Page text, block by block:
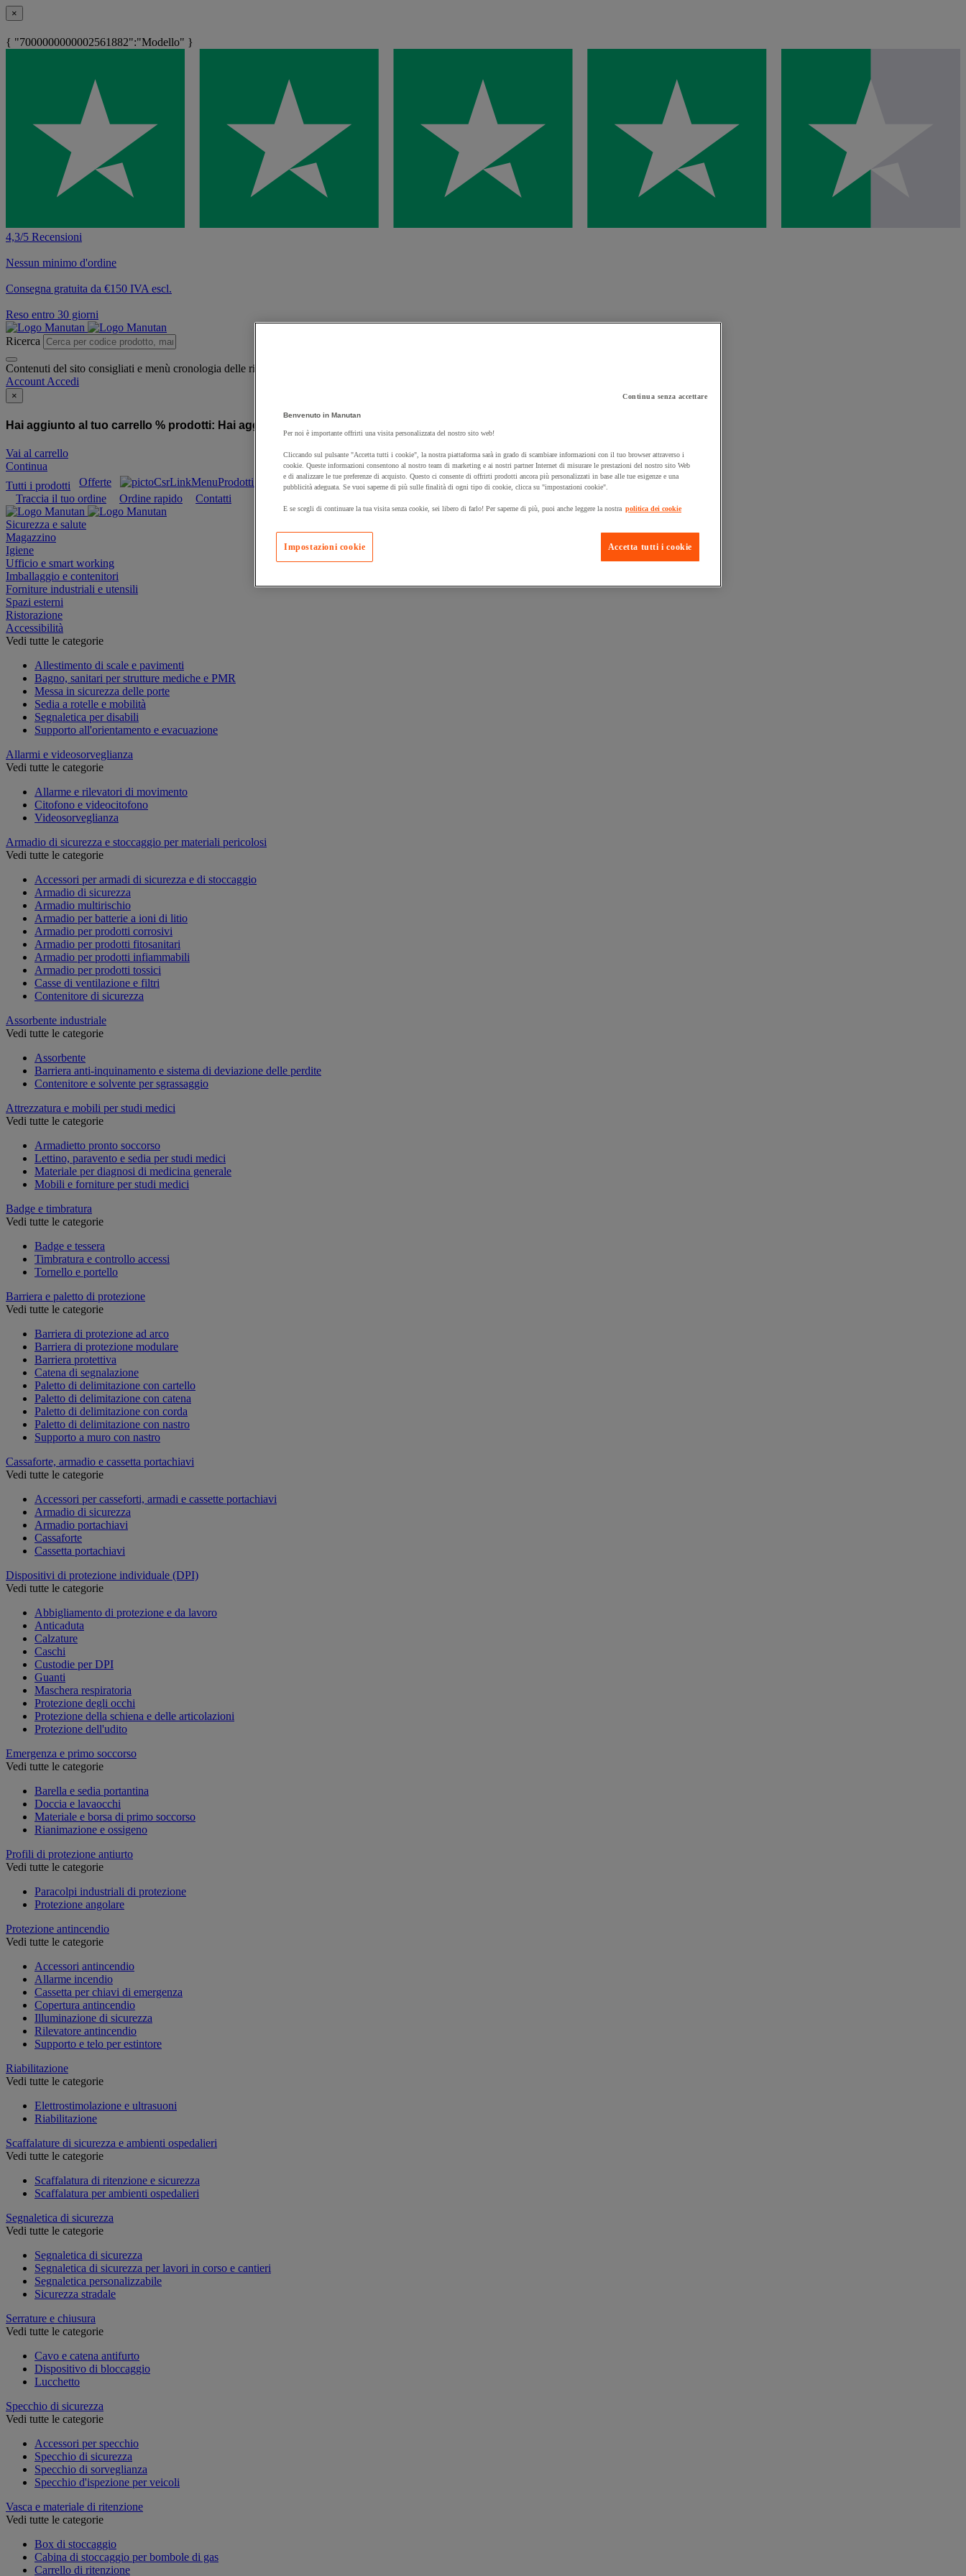
×
{ "7000000000002561882":"Modello" }
4,3/5 Recensioni
Nessun minimo d'ordine
Consegna gratuita da €150 IVA escl.
Reso entro 30 giorni
Ricerca
Contenuti del sito consigliati e menù cronologia delle ricerche
Account Accedi
×
Hai aggiunto al tuo carrello % prodotti: Hai aggiunto al tuo carrello un prodotto:
Vai al carrello
Continua
Tutti i prodotti
Offerte Prodotti sostenibili Manutan Expert
Prodotti in pronta consegna
Traccia il tuo ordine
Ordine rapido Contatti
Sicurezza e salute
Magazzino
Igiene
Ufficio e smart working
Imballaggio e contenitori
Forniture industriali e utensili
Spazi esterni
Ristorazione
Accessibilità
Vedi tutte le categorie
Allestimento di scale e pavimenti
Bagno, sanitari per strutture mediche e PMR
Messa in sicurezza delle porte
Sedia a rotelle e mobilità
Segnaletica per disabili
Supporto all'orientamento e evacuazione
Allarmi e videosorveglianza
Vedi tutte le categorie
Allarme e rilevatori di movimento
Citofono e videocitofono
Videosorveglianza
Armadio di sicurezza e stoccaggio per materiali pericolosi
Vedi tutte le categorie
Accessori per armadi di sicurezza e di stoccaggio
Armadio di sicurezza
Armadio multirischio
Armadio per batterie a ioni di litio
Armadio per prodotti corrosivi
Armadio per prodotti fitosanitari
Armadio per prodotti infiammabili
Armadio per prodotti tossici
Casse di ventilazione e filtri
Contenitore di sicurezza
Assorbente industriale
Vedi tutte le categorie
Assorbente
Barriera anti-inquinamento e sistema di deviazione delle perdite
Contenitore e solvente per sgrassaggio
Attrezzatura e mobili per studi medici
Vedi tutte le categorie
Armadietto pronto soccorso
Lettino, paravento e sedia per studi medici
Materiale per diagnosi di medicina generale
Mobili e forniture per studi medici
Badge e timbratura
Vedi tutte le categorie
Badge e tessera
Timbratura e controllo accessi
Tornello e portello
Barriera e paletto di protezione
Vedi tutte le categorie
Barriera di protezione ad arco
Barriera di protezione modulare
Barriera protettiva
Catena di segnalazione
Paletto di delimitazione con cartello
Paletto di delimitazione con catena
Paletto di delimitazione con corda
Paletto di delimitazione con nastro
Supporto a muro con nastro
Cassaforte, armadio e cassetta portachiavi
Vedi tutte le categorie
Accessori per casseforti, armadi e cassette portachiavi
Armadio di sicurezza
Armadio portachiavi
Cassaforte
Cassetta portachiavi
Dispositivi di protezione individuale (DPI)
Vedi tutte le categorie
Abbigliamento di protezione e da lavoro
Anticaduta
Calzature
Caschi
Custodie per DPI
Guanti
Maschera respiratoria
Protezione degli occhi
Protezione della schiena e delle articolazioni
Protezione dell'udito
Emergenza e primo soccorso
Vedi tutte le categorie
Barella e sedia portantina
Doccia e lavaocchi
Materiale e borsa di primo soccorso
Rianimazione e ossigeno
Profili di protezione antiurto
Vedi tutte le categorie
Paracolpi industriali di protezione
Protezione angolare
Protezione antincendio
Vedi tutte le categorie
Accessori antincendio
Allarme incendio
Cassetta per chiavi di emergenza
Copertura antincendio
Illuminazione di sicurezza
Rilevatore antincendio
Supporto e telo per estintore
Riabilitazione
Vedi tutte le categorie
Elettrostimolazione e ultrasuoni
Riabilitazione
Scaffalature di sicurezza e ambienti ospedalieri
Vedi tutte le categorie
Scaffalatura di ritenzione e sicurezza
Scaffalatura per ambienti ospedalieri
Segnaletica di sicurezza
Vedi tutte le categorie
Segnaletica di sicurezza
Segnaletica di sicurezza per lavori in corso e cantieri
Segnaletica personalizzabile
Sicurezza stradale
Serrature e chiusura
Vedi tutte le categorie
Cavo e catena antifurto
Dispositivo di bloccaggio
Lucchetto
Specchio di sicurezza
Vedi tutte le categorie
Accessori per specchio
Specchio di sicurezza
Specchio di sorveglianza
Specchio d'ispezione per veicoli
Vasca e materiale di ritenzione
Vedi tutte le categorie
Box di stoccaggio
Cabina di stoccaggio per bombole di gas
Carrello di ritenzione
Continua senza accettare
Benvenuto in Manutan
Per noi è importante offrirti una visita personalizzata del nostro sito web!
Cliccando sul pulsante "Accetta tutti i cookie", la nostra piattaforma sarà in grado di scambiare informazioni con il tuo browser attraverso i
cookie. Queste informazioni consentono al nostro team di marketing e ai nostri partner Internet di misurare le prestazioni del nostro sito Web
e di analizzare le tue preferenze di acquisto. Questo ci consente di offrirti prodotti ancora più personalizzati in base alle tue esigenze e una
pubblicità adeguata. Se vuoi saperne di più sulle finalità di ogni tipo di cookie, clicca su "impostazioni cookie".
E se scegli di continuare la tua visita senza cookie, sei libero di farlo! Per saperne di più, puoi anche leggere la nostra politica dei cookie
Accetta tutti i cookie
Impostazioni cookie